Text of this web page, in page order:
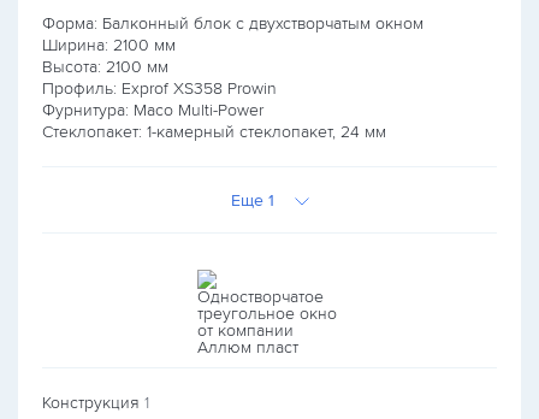
Форма: Балконный блок с двухстворчатым окном
Ширина: 2100 мм
Высота: 2100 мм
Профиль: Exprof XS358 Prowin
Фурнитура: Maco Multi-Power
Стеклопакет: 1-камерный стеклопакет, 24 мм
Еще 1
Конструкция 1